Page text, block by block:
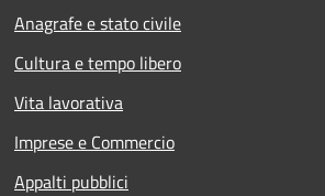
Anagrafe e stato civile
Cultura e tempo libero
Vita lavorativa
Imprese e Commercio
Appalti pubblici